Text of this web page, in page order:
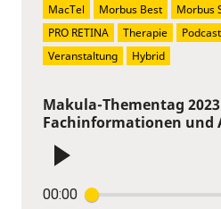
Makula-Thementag
Fachinformationen und
00:00
MacTel
Morbus Best Morbus
PRO RETINA
Therapie Podcast
Veranstaltung
Hybrid